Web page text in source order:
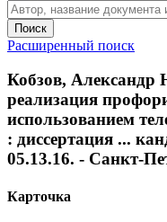
Поиск
Расширенный поиск
Кобзов,
реализация
использованием
: диссертация ...
05.13.16. - Санкт-
Карточка